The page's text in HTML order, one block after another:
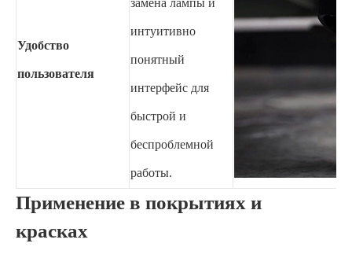
Удобство
пользователя
интуитивно
понятный
интерфейс для
быстрой и
беспроблемной
работы.
Применение в покрытиях и
красках